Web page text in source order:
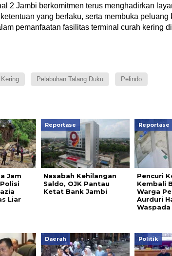
2 Jambi berkomitmen terus menghadirkan
yang berlaku, serta membuka
pemanfaatan fasilitas terminal curah kering
Pelabuhan Talang Duku Pelindo
Jam
Liar
Reportase
Nasabah Kehilangan
Saldo, OJK Pantau
Ketat Bank Jambi
Reportase
Pencuri
Kembali
Warga
Aurduri
Waspada
Daerah Politik